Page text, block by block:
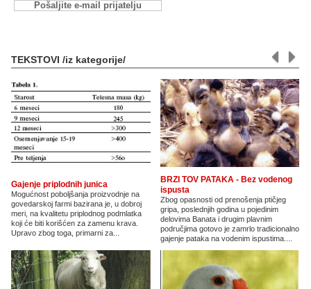
Pošaljite e-mail prijatelju
TEKSTOVI /iz kategorije/
Gajenje priplodnih junica
Mogućnost poboljšanja proizvodnje na
govedarskoj farmi bazirana je, u dobroj
meri, na kvalitetu priplodnog podmlatka
koji će biti korišćen za zamenu krava.
Upravo zbog toga, primarni za...
BRZI TOV PATAKA - Bez vodenog
ispusta
Zbog opasnosti od prenošenja ptičjeg
gripa, poslednjih godina u pojedinim
delovima Banata i drugim plavnim
područjima gotovo je zamrlo tradicionalno
gajenje pataka na vodenim ispustima....